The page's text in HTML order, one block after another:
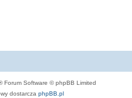
Forum Software © phpBB Limited
dostarcza phpBB.pl